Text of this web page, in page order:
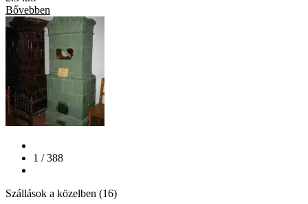
Bővebben
1 / 388
Szállások a közelben (16)